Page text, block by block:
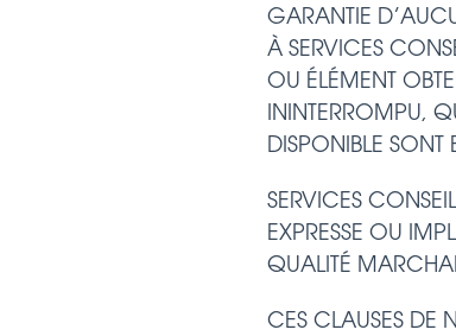
GARANTIE
À SERVICES
OU ÉLÉMENT
ININTERROMPU,
DISPONIBLE SONT
SERVICES
EXPRESSE OU
QUALITÉ
CES CLAUSES DE